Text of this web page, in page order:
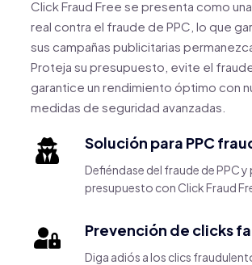
Click Fraud Free se presenta como
real contra el fraude de PPC, lo que
sus campañas publicitarias
Proteja su presupuesto, evite el
garantice un rendimiento óptimo con
medidas de seguridad avanzadas.
Solución para PPC
Defiéndase del fraude de PPC y
presupuesto con Click Fraud
Prevención de clicks
Diga adiós a los clics